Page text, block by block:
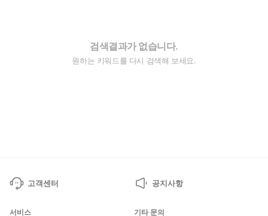
검색결과가 없습니다.
원하는 키워드를 다시 검색해 보세요.
고객센터 공지사항
서비스 기타 문의